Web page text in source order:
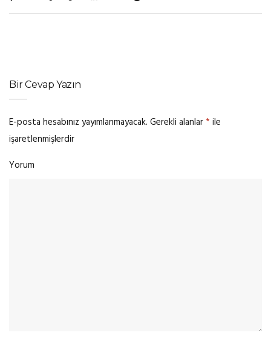
Bir Cevap Yazın
E-posta hesabınız yayımlanmayacak. Gerekli alanlar* ile
işaretlenmişlerdir
Yorum